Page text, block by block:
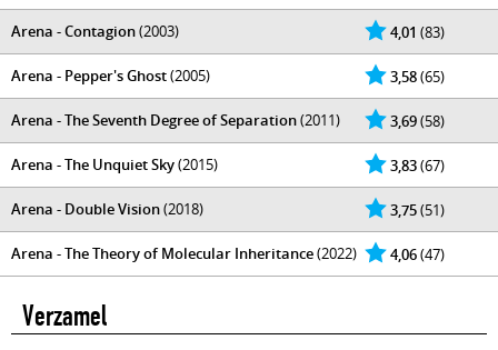
4,01 (83)
Arena - Contagion(2003)
3,58(65)
Arena - Pepper's Ghost(2005)
3,69(58)
Arena - The Seventh Degree of Separation(2011)
3,83(67)
Arena - The Unquiet Sky(2015)
3,75(51)
Arena - Double Vision(2018)
4,06(47)
Arena - The Theory of Molecular Inheritance(2022)
Verzamel